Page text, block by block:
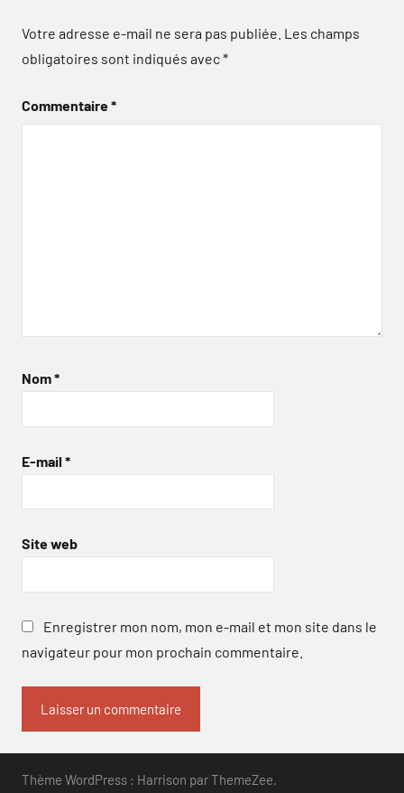
Votre adresse e-mail ne sera pas publiée. Les champs
obligatoires sont indiqués avec*
Commentaire*
Nom*
E-mail *
Site web
Enregistrer mon nom, mon e-mail et mon site dans le
navigateur pour mon prochain commentaire.
Thème WordPress : Harrison par ThemeZee.